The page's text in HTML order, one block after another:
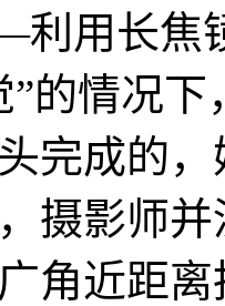
用长焦
”的情况
完成的
摄影师
角近距